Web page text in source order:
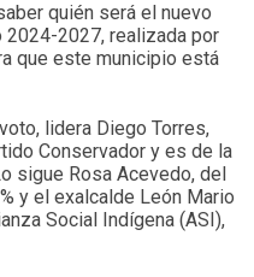
quién será el nuevo
2027, realizada por
que este municipio está
lidera Diego Torres,
Conservador y es de la
sigue Rosa Acevedo, del
y el exalcalde León Mario
Social Indígena (ASI),